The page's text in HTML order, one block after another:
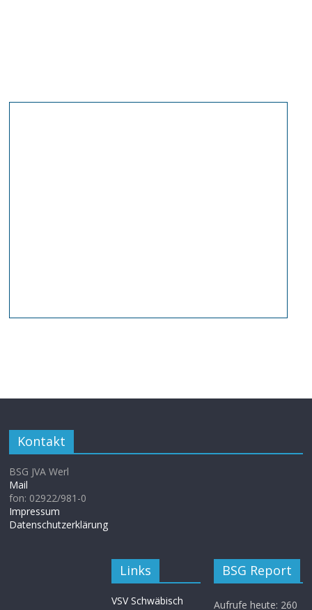
Kontakt
BSG JVA Werl
Mail
fon: 02922/981-0
Impressum
Datenschutzerklärung
Links
VSV Schwäbisch
BSG Report
Aufrufe heute: 260